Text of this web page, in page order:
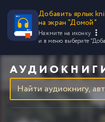
Добавить ярлык
на экран "Домой"
Нажмите на иконку
и в меню выберите